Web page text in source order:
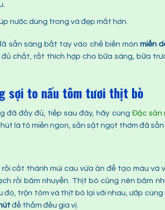
nước dùng trong và đẹp mắt hơn.
sẵn sàng bắt tay vào chế biến mónmiến
đủ chất, rất thích hợp cho bữa sáng, bữa
sợi to nấu tôm tươi thịt bò
đã đầy đủ, tiếp sau đây, hãy cùng Đặc sản
là tô miến ngon, sần sật ngọt thơm đã
cắt thành múi cau vừa ăn để tạo màu và
rồi băm nhuyễn. Thịt bò cũng nên băm
đó, trộn tôm và thịt bò lại với nhau, ướp
để thấm đều gia vị.